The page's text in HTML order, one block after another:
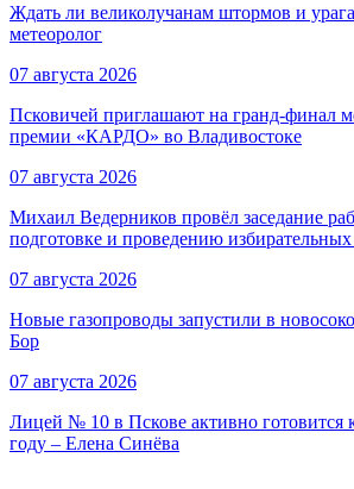
Ждать ли великолучанам штормов и
метеоролог
07 августа 2026
Псковичей приглашают на гранд‑финал
премии «КАРДО» во Владивостоке
07 августа 2026
Михаил Ведерников провёл заседание
подготовке и проведению
07 августа 2026
Новые газопроводы запустили в
Бор
07 августа 2026
Лицей № 10 в Пскове активно готовится
году – Елена Синёва